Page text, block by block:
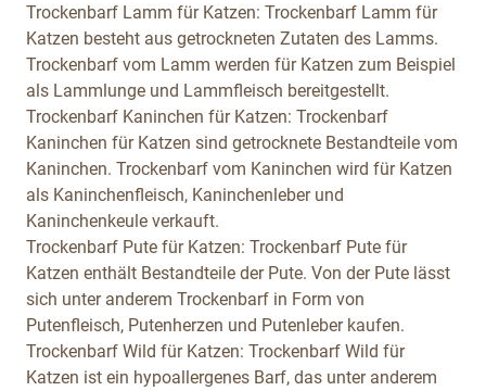
Trockenbarf Lamm für Katzen: Trockenbarf Lamm für
Katzen besteht aus getrockneten Zutaten des Lamms.
Trockenbarf vom Lamm werden für Katzen zum Beispiel
als Lammlunge und Lammfleisch bereitgestellt.
Trockenbarf Kaninchen für Katzen: Trockenbarf
Kaninchen für Katzen sind getrocknete Bestandteile vom
Kaninchen. Trockenbarf vom Kaninchen wird für Katzen
als Kaninchenfleisch, Kaninchenleber und
Kaninchenkeule verkauft.
Trockenbarf Pute für Katzen: Trockenbarf Pute für
Katzen enthält Bestandteile der Pute. Von der Pute lässt
sich unter anderem Trockenbarf in Form von
Putenfleisch, Putenherzen und Putenleber kaufen.
Trockenbarf Wild für Katzen: Trockenbarf Wild für
Katzen ist ein hypoallergenes Barf, das unter anderem